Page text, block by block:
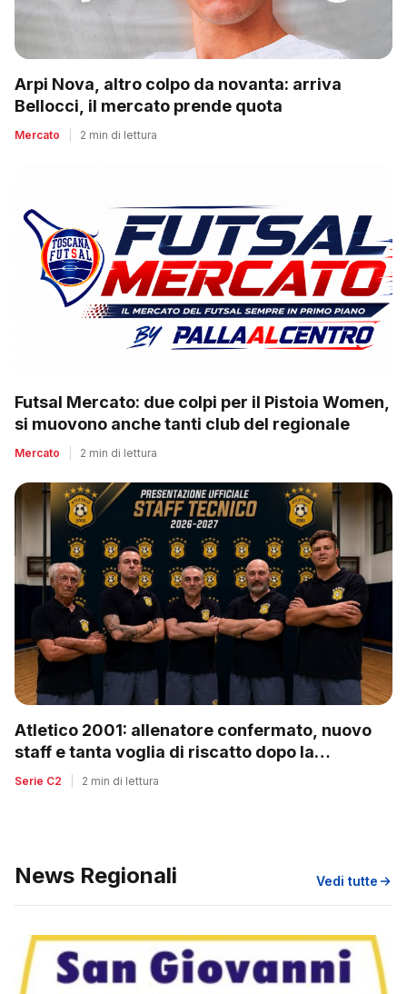
Arpi Nova, altro colpo da novanta: arriva
Bellocci, il mercato prende quota
Mercato 2 min di lettura
Futsal Mercato: due colpi per il Pistoia Women,
si muovono anche tanti club del regionale
Mercato 2 min di lettura
Atletico 2001: allenatore confermato, nuovo
staff e tanta voglia di riscatto dopo la
retrocessione
Serie C2 2 min di lettura
News Regionali Vedi tutte